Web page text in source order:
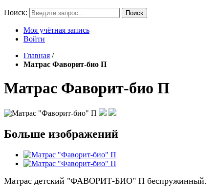
Поиск: Поиск
Моя учётная запись
Войти
Главная /
Матрас Фаворит-био П
Матрас Фаворит-био П
Больше изображений
Матрас детский "ФАВОРИТ-БИО" П беспружинный.